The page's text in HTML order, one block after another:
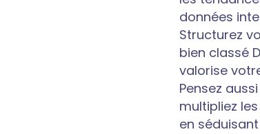
données
Structurez
bien classé
valorise
Pensez
multipliez
en